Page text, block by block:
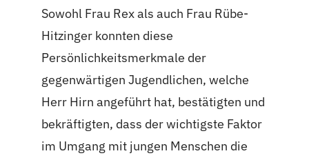
Sowohl Frau Rex als auch Frau Rübe-
Hitzinger konnten diese
Persönlichkeitsmerkmale der
gegenwärtigen Jugendlichen, welche
Herr Hirn angeführt hat, bestätigten und
bekräftigten, dass der wichtigste Faktor
im Umgang mit jungen Menschen die